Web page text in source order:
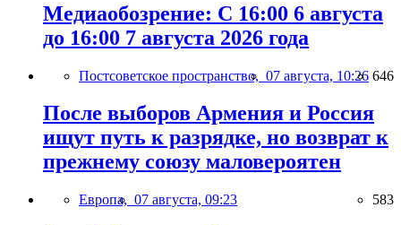
Медиаобозрение: С 16:00 6 августа
до 16:00 7 августа 2026 года
Постсоветское пространство, 07 августа, 10:26 646
После выборов Армения и Россия
ищут путь к разрядке, но возврат к
прежнему союзу маловероятен
Европа, 07 августа, 09:23 583